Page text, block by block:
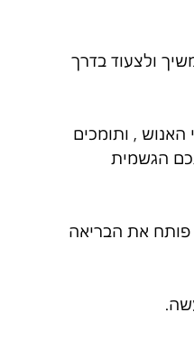
ולצעוד בדרך
, ותומכים
הגשמית
פותח את הבריאה